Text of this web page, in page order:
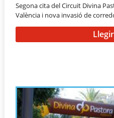
Segona cita del Circuit Divina
València i nova invasió de